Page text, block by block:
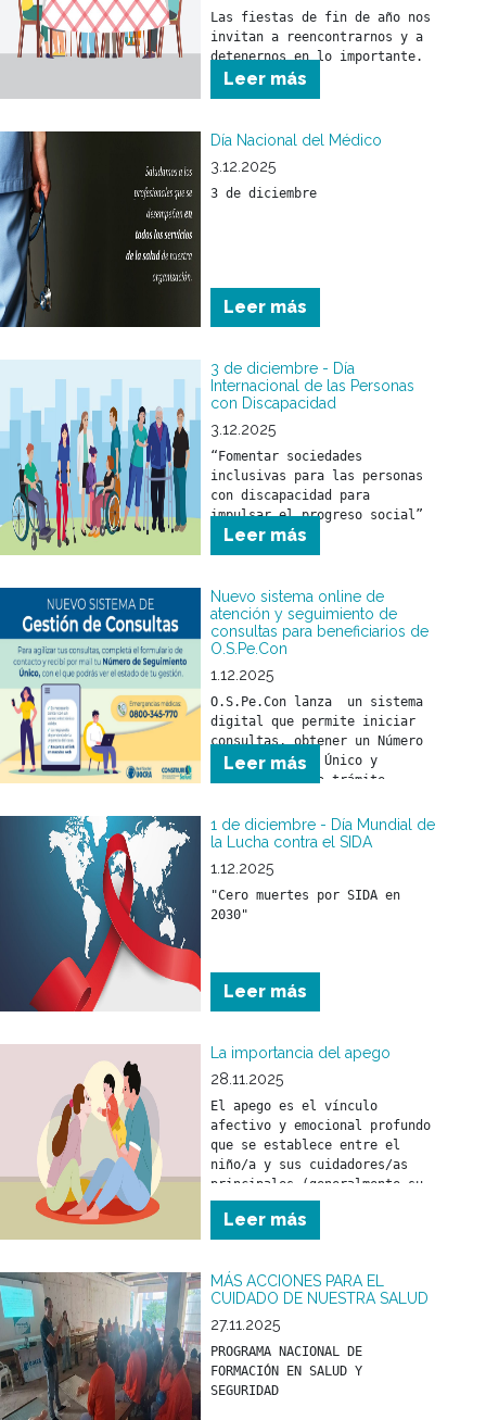
Las fiestas de fin de año nos
invitan a reencontrarnos y a
detenernos en lo importante.
Leer más
Día Nacional del Médico
3.12.2025
3 de diciembre
Leer más
3 de diciembre - Día
Internacional de las Personas
con Discapacidad
3.12.2025
“Fomentar sociedades
inclusivas para las personas
con discapacidad para
impulsar el progreso social”
Leer más
Nuevo sistema online de
atención y seguimiento de
consultas para beneficiarios de
O.S.Pe.Con
1.12.2025
O.S.Pe.Con lanza  un sistema
digital que permite iniciar
consultas, obtener un Número
de Seguimiento Único y
monitorear cada trámite
transparencia y mejor
atención para todos los
Leer más
1 de diciembre - Día Mundial de
la Lucha contra el SIDA
1.12.2025
"Cero muertes por SIDA en
2030"
Leer más
La importancia del apego
28.11.2025
El apego es el vínculo
afectivo y emocional profundo
que se establece entre el
niño/a y sus cuidadores/as
principales (generalmente su
madre y/o padre) desde los
primeros meses de vida.
Leer más
MÁS ACCIONES PARA EL
CUIDADO DE NUESTRA SALUD
27.11.2025
PROGRAMA NACIONAL DE
FORMACIÓN EN SALUD Y
SEGURIDAD